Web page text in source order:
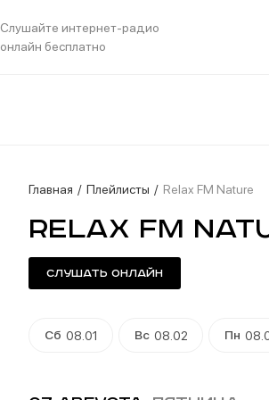
Слушайте интернет-радио
онлайн бесплатно
Главная Плейлисты Relax FM Nature
Relax FM
Слушать онлайн
Сб 08.01 Вс 08.02 Пн